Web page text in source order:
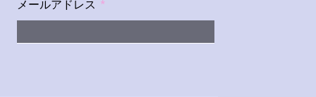
メールアドレス